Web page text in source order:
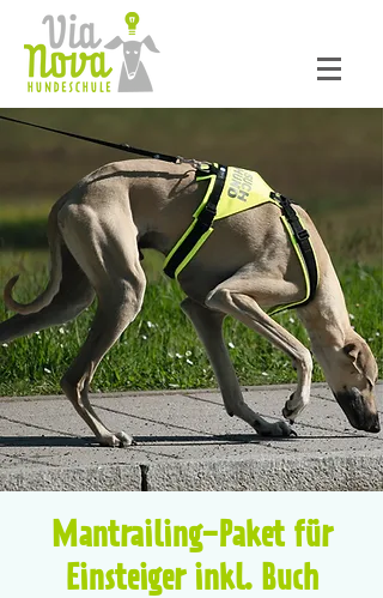
Mantrailing-Paket für
Einsteiger inkl. Buch